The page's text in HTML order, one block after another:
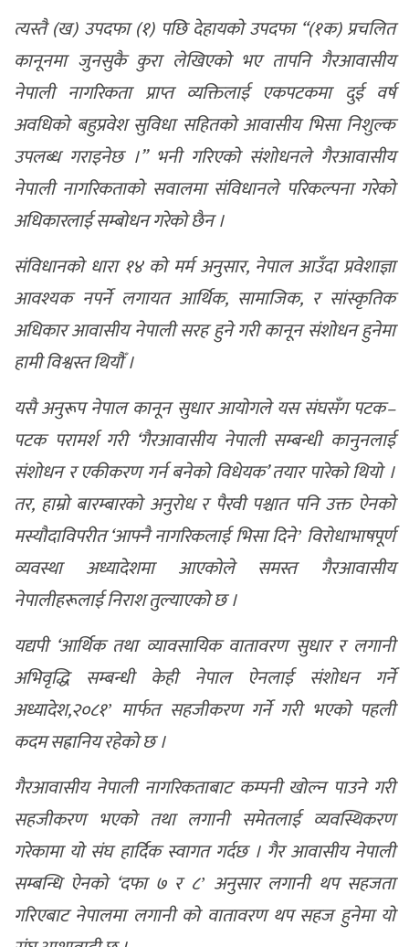
त्यस्तै (ख) उपदफा (१) पछि देहायको उपदफा “(१क) प्रचलित
कानूनमा जुनसुकै कुरा लेखिएको भए तापनि गैरआवासीय
नेपाली नागरिकता प्राप्त व्यक्तिलाई एकपटकमा दुई वर्ष
अवधिको बहुप्रवेश सुविधा सहितको आवासीय भिसा निशुल्क
उपलब्ध गराइनेछ ।” भनी गरिएको संशोधनले गैरआवासीय
नेपाली नागरिकताको सवालमा संविधानले परिकल्पना गरेको
अधिकारलाई सम्बोधन गरेको छैन ।
संविधानको धारा १४ को मर्म अनुसार, नेपाल आउँदा प्रवेशाज्ञा
आवश्यक नपर्ने लगायत आर्थिक, सामाजिक, र सांस्कृतिक
अधिकार आवासीय नेपाली सरह हुने गरी कानून संशोधन हुनेमा
हामी विश्वस्त थियौँ ।
यसै अनुरूप नेपाल कानून सुधार आयोगले यस संघसँग पटक–
पटक परामर्श गरी ‘गैरआवासीय नेपाली सम्बन्धी कानुनलाई
संशोधन र एकीकरण गर्न बनेको विधेयक’ तयार पारेको थियो ।
तर, हाम्रो बारम्बारको अनुरोध र पैरवी पश्चात पनि उक्त ऐनको
मस्यौदाविपरीत ‘आफ्नै नागरिकलाई भिसा दिनेʼ विरोधाभाषपूर्ण
व्यवस्था अध्यादेशमा आएकोले समस्त गैरआवासीय
नेपालीहरूलाई निराश तुल्याएको छ ।
यद्यपी ‘आर्थिक तथा व्यावसायिक वातावरण सुधार र लगानी
अभिवृद्धि सम्बन्धी केही नेपाल ऐनलाई संशोधन गर्ने
अध्यादेश,२०८१ʼ मार्फत सहजीकरण गर्ने गरी भएको पहली
कदम सह्रानिय रहेको छ ।
गैरआवासीय नेपाली नागरिकताबाट कम्पनी खोल्न पाउने गरी
सहजीकरण भएको तथा लगानी समेतलाई व्यवस्थिकरण
गरेकामा यो संघ हार्दिक स्वागत गर्दछ । गैर आवासीय नेपाली
सम्बन्धि ऐनको ‘दफा ७ र ८ʼ अनुसार लगानी थप सहजता
गरिएबाट नेपालमा लगानी को वातावरण थप सहज हुनेमा यो